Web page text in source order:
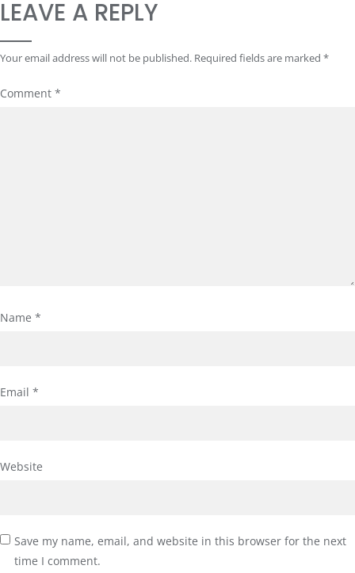
LEAVE A REPLY
Your email address will not be published. Required fields are marked *
Comment *
Name *
Email *
Website
Save my name, email, and website in this browser for the next
time I comment.